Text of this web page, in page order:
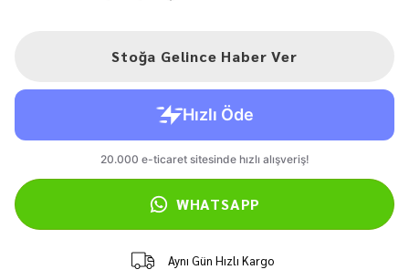
Stoğa Gelince Haber Ver
WHATSAPP
Aynı Gün Hızlı Kargo